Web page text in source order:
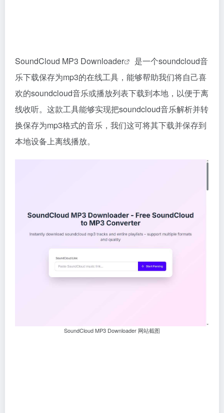
SoundCloud MP3 Downloader
是一个soundcloud音
乐下载保存为mp3的在线工具，能够帮助我们将自己喜
欢的soundcloud音乐或播放列表下载到本地，以便于离
线收听。这款工具能够实现把soundcloud音乐解析并转
换保存为mp3格式的音乐，我们这可将其下载并保存到
本地设备上离线播放。
SoundCloud MP3 Downloader 网站截图